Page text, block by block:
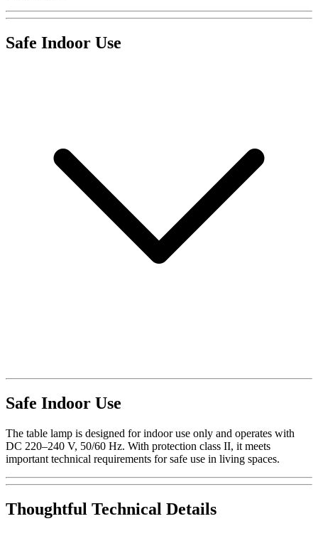
Safe Indoor Use
Safe Indoor Use
The table lamp is designed for indoor use only and operates with
DC 220–240 V, 50/60 Hz. With protection class II, it meets
important technical requirements for safe use in living spaces.
Thoughtful Technical Details